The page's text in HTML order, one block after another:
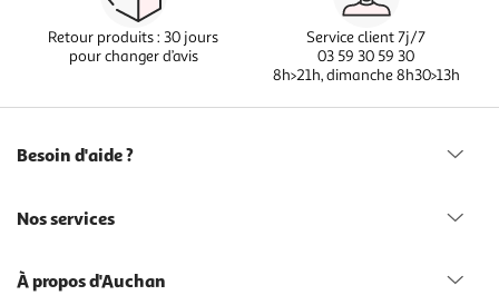
Retour produits : 30 jours
pour changer d’avis
Service client 7j/7
03 59 30 59 30
8h>21h, dimanche 8h30>13h
Besoin d'aide ?
Nos services
À propos d'Auchan